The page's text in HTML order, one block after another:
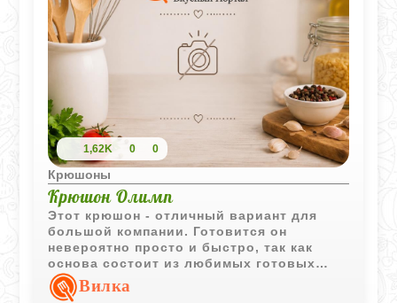
1,62K 0 0
Крюшоны
Крюшон Олимп
Этот крюшон - отличный вариант для
большой компании. Готовится он
невероятно просто и быстро, так как
основа состоит из любимых готовых
компотов, вина и лимонада. Получается
легкий, в меру сладкий и очень
Вилка